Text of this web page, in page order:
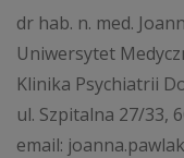
dr hab. n. med.
Uniwersytet
Klinika Psychiatrii
ul. Szpitalna 27/33,
email: